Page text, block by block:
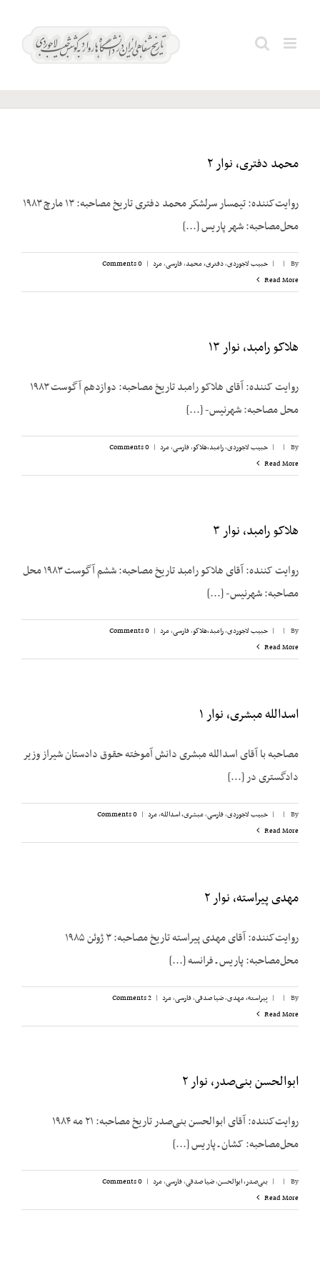
بهبودی؛
محمد دفتری، نوار ۲
روایت‌کننده: تیمسار سرلشکر محمد دفتری تاریخ مصاحبه: ۱۳ مارچ ۱۹۸۳
محل‌مصاحبه: شهر پاریس [...]
By
|
| حبیب لاجوردی,دفتری، ‌محمد,فارسی,مرد |
0 Comments
Read More
هلاکو رامبد، نوار ۱۳
روایت کننده: آقای هلاکو رامبد تاریخ مصاحبه: دوازدهم آگوست ۱۹۸۳
محل مصاحبه: شهرنیس- [...]
By
|
| حبیب لاجوردی,رامبد،‌هلاکو,فارسی,مرد |
0 Comments
Read More
هلاکو رامبد، نوار ۳
روایت کننده: آقای هلاکو رامبد تاریخ مصاحبه: ششم آگوست ۱۹۸۳ محل
مصاحبه: شهرنیس- [...]
By
|
| حبیب لاجوردی,رامبد،‌هلاکو,فارسی,مرد |
0 Comments
Read More
اسدالله مبشری، نوار ۱
مصاحبه با آقای اسدالله مبشری دانش آموخته حقوق دادستان شیراز وزیر
دادگستری در [...]
By
|
| حبیب لاجوردی,فارسی,مبشری، اسدالله,مرد |
0 Comments
Read More
مهدی پیراسته، نوار ۲
روایت‌کننده: آقای مهدی پیراسته تاریخ مصاحبه: ۳ ژوئن ۱۹۸۵
محل‌مصاحبه: پاریس ـ فرانسه [...]
By
|
| پیراسته، مهدی,ضیا صدقی,فارسی,مرد |
2 Comments
Read More
ابوالحسن بنی‌صدر، نوار ۲
روایت‌کننده: آقای ابوالحسن بنی‌صدر تاریخ مصاحبه: ۲۱ مه ۱۹۸۴
محل‌مصاحبه: کشان ـ پاریس [...]
By
|
| بنی‌صدر، ابوالحسن,ضیا صدقی,فارسی,مرد |
0 Comments
Read More